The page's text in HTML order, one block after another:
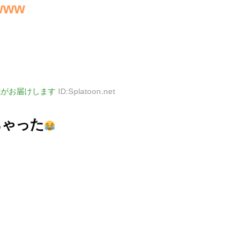
お届けします ID:Splatoon.net
った